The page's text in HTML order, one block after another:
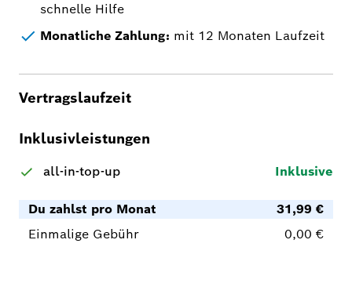
schnelle Hilfe
Monatliche Zahlung: mit 12 Monaten Laufzeit
Vertragslaufzeit
Inklusivleistungen
all-in-top-up Inklusive
Du zahlst pro Monat
31,99 €
Einmalige Gebühr
0,00 €